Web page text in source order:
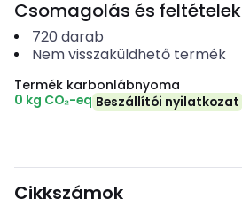
Csomagolás és feltételek
720 darab
Nem visszaküldhető termék
Termék karbonlábnyoma
0 kg CO₂-eq Beszállítói nyilatkozat
Cikkszámok